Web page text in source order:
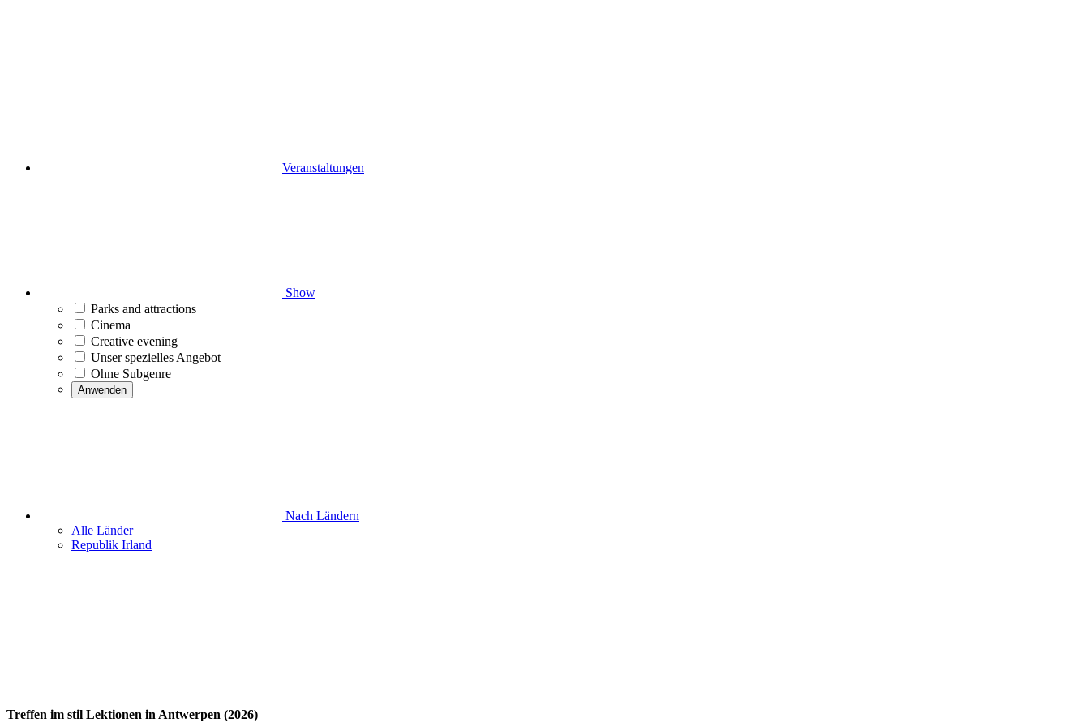
Veranstaltungen
Show
Parks and attractions
Cinema
Creative evening
Unser spezielles Angebot
Ohne Subgenre
Anwenden
Nach Ländern
Alle Länder
Republik Irland
Treffen im stil Lektionen in Antwerpen (2026)